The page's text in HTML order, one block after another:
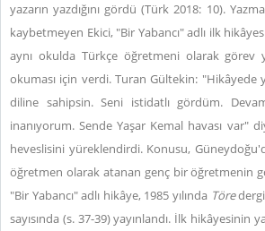
yazarın yazdığını gördü (Türk 2018: 10).
kaybetmeyen Ekici, "Bir Yabancı" adlı ilk
aynı okulda Türkçe öğretmeni olarak görev
okuması için verdi. Turan Gültekin: "Hikâyede
diline sahipsin. Seni istidatlı gördüm.
inanıyorum. Sende Yaşar Kemal havası var"
heveslisini yüreklendirdi. Konusu,
öğretmen olarak atanan genç bir öğretmenin
"Bir Yabancı" adlı hikâye, 1985 yılında Töre
sayısında (s. 37-39) yayınlandı. İlk hikâyesinin